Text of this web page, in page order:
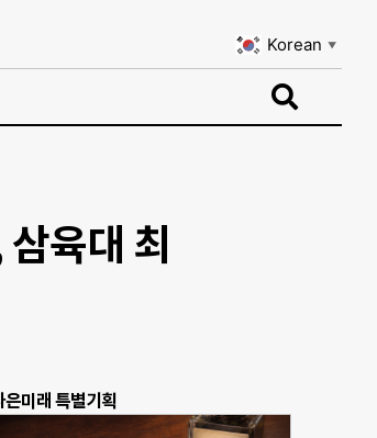
Korean ▼
육대 최
은미래 특별기획